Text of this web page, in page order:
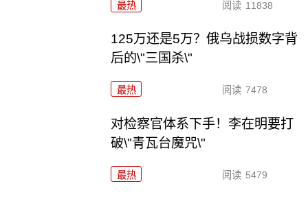
最热 阅读 11838
125万还是5万？俄乌战损数字背
后的\"三国杀\"
最热 阅读 7478
对检察官体系下手！李在明要打
破\"青瓦台魔咒\"
最热 阅读 5479